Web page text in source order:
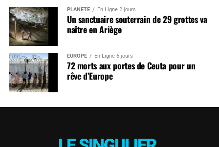
PLANÈTE En Ligne 2 jours
Un sanctuaire souterrain de 29 grottes va
naître en Ariège
EUROPE En Ligne 6 jours
72 morts aux portes de Ceuta pour un
rêve d’Europe